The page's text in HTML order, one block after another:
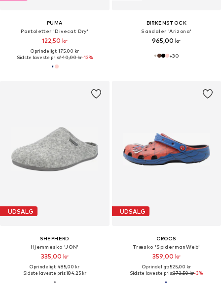
PUMA
Pantoletter 'Divecat Dry'
122,50 kr
Oprindeligt: 175,00 kr
Sidste laveste pris:140,00 kr-12%
BIRKENSTOCK
Sandaler 'Arizona'
965,00 kr
+30
UDSALG
SHEPHERD
Hjemmesko 'JON'
335,00 kr
Oprindeligt: 485,00 kr
Sidste laveste pris:184,25 kr
UDSALG
CROCS
Træsko 'SpidermanWeb'
359,00 kr
Oprindeligt: 525,00 kr
Sidste laveste pris:373,50 kr-3%